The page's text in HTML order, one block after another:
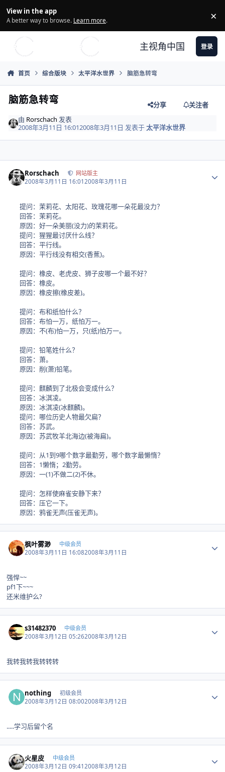
View in the app
A better way to browse. Learn more. ×
主视角中国 登录
首页 综合版块 太平洋水世界 脑筋急转弯
脑筋急转弯 分享
关注者
由 Rorschach 发表
2008年3月11日 16:012008年3月11日 发表于太平洋水世界
Rorschach 网站版主
2008年3月11日 16:012008年3月11日
提问：茉莉花、太阳花、玫瑰花哪一朵花最没力？
回答：茉莉花。
原因：好一朵美丽(没力)的茉莉花。
提问：猩猩最讨厌什么线？
回答：平行线。
原因：平行线没有相交(香蕉)。
提问：橡皮、老虎皮、狮子皮哪一个最不好？
回答：橡皮。
原因：橡皮擦(橡皮差)。
提问：布和纸怕什么？
回答：布怕一万，纸怕万一。
原因：不(布)怕一万，只(纸)怕万一。
提问：铅笔姓什么？
回答：萧。
原因：削(萧)铅笔。
提问：麒麟到了北极会变成什么？
回答：冰淇凌。
原因：冰淇凌(冰麒麟)。
提问：哪位历史人物最欠扁？
回答：苏武。
原因：苏武牧羊北海边(被海扁)。
提问：从1到9哪个数字最勤劳，哪个数字最懒惰？
回答：1懒惰；2勤劳。
原因：一(1)不做二(2)不休。
提问：怎样使麻雀安静下来？
回答：压它一下。
原因：鸦雀无声(压雀无声)。
枫叶雾渺 中级会员
2008年3月11日 16:082008年3月11日
强悍~~
pf1下~~~
还米维护么?
s31482370 中级会员
2008年3月12日 05:262008年3月12日
我转我转我转转转
nothing 初级会员
2008年3月12日 08:002008年3月12日
.....学习后留个名
火星皮 中级会员
2008年3月12日 09:412008年3月12日